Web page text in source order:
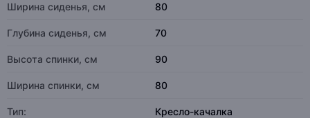
Ширина сиденья, см 80
Глубина сиденья, см 70
Высота спинки, см 90
Ширина спинки, см 80
Тип: Кресло-качалка